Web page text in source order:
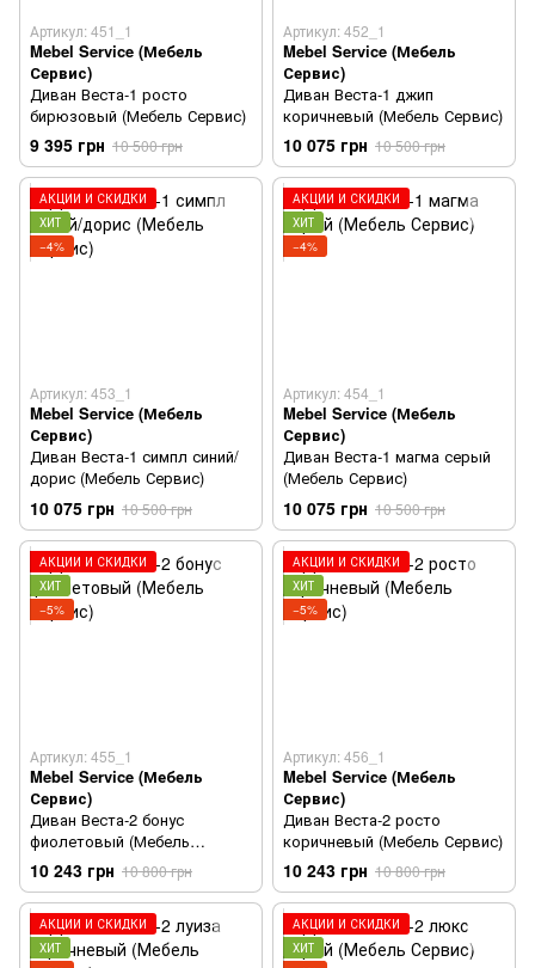
Артикул: 451_1
Mebel Service (Мебель
Сервис)
Диван Веста-1 росто
бирюзовый (Мебель Сервис)
9 395 грн 10 500 грн
Артикул: 452_1
Mebel Service (Мебель
Сервис)
Диван Веста-1 джип
коричневый (Мебель Сервис)
10 075 грн 10 500 грн
АКЦИИ И СКИДКИ
ХИТ
−4%
Артикул: 453_1
Mebel Service (Мебель
Сервис)
Диван Веста-1 симпл синий/
дорис (Мебель Сервис)
10 075 грн 10 500 грн
АКЦИИ И СКИДКИ
ХИТ
−4%
Артикул: 454_1
Mebel Service (Мебель
Сервис)
Диван Веста-1 магма серый
(Мебель Сервис)
10 075 грн 10 500 грн
АКЦИИ И СКИДКИ
ХИТ
−5%
Артикул: 455_1
Mebel Service (Мебель
Сервис)
Диван Веста-2 бонус
фиолетовый (Мебель
Сервис)
10 243 грн 10 800 грн
АКЦИИ И СКИДКИ
ХИТ
−5%
Артикул: 456_1
Mebel Service (Мебель
Сервис)
Диван Веста-2 росто
коричневый (Мебель Сервис)
10 243 грн 10 800 грн
АКЦИИ И СКИДКИ
ХИТ
АКЦИИ И СКИДКИ
ХИТ